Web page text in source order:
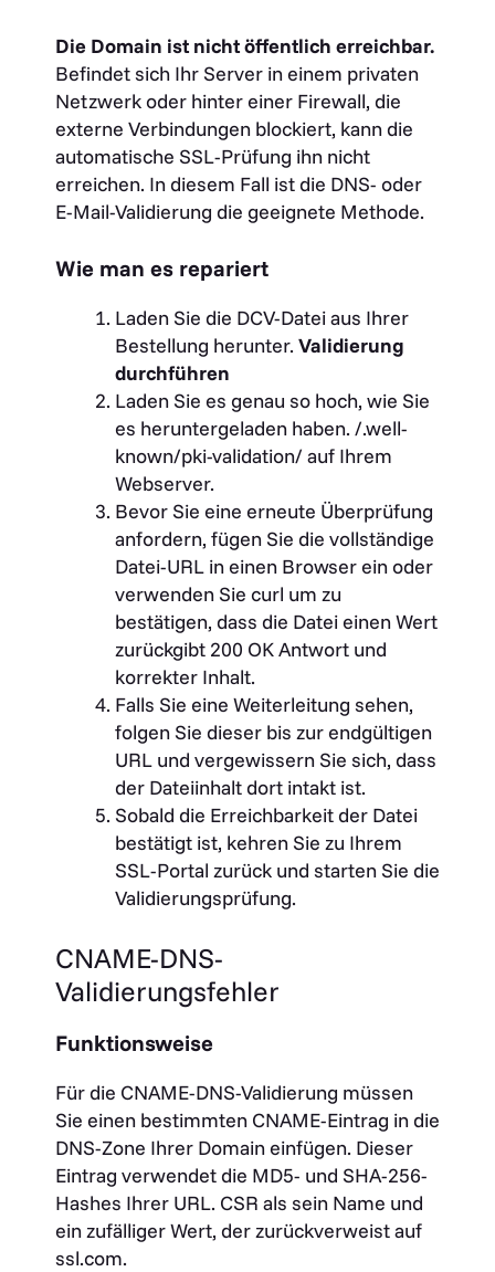
Die Domain ist nicht öffentlich erreichbar.
Befindet sich Ihr Server in einem privaten
Netzwerk oder hinter einer Firewall, die
externe Verbindungen blockiert, kann die
automatische SSL-Prüfung ihn nicht
erreichen. In diesem Fall ist die DNS- oder
E-Mail-Validierung die geeignete Methode.
Wie man es repariert
Laden Sie die DCV-Datei aus Ihrer
Bestellung herunter. Validierung
durchführen
Laden Sie es genau so hoch, wie Sie
es heruntergeladen haben. /.well-
known/pki-validation/ auf Ihrem
Webserver.
Bevor Sie eine erneute Überprüfung
anfordern, fügen Sie die vollständige
Datei-URL in einen Browser ein oder
verwenden Sie curl um zu
bestätigen, dass die Datei einen Wert
zurückgibt 200 OKAntwort und
korrekter Inhalt.
Falls Sie eine Weiterleitung sehen,
folgen Sie dieser bis zur endgültigen
URL und vergewissern Sie sich, dass
der Dateiinhalt dort intakt ist.
Sobald die Erreichbarkeit der Datei
bestätigt ist, kehren Sie zu Ihrem
SSL-Portal zurück und starten Sie die
Validierungsprüfung.
CNAME-DNS-
Validierungsfehler
Funktionsweise
Für die CNAME-DNS-Validierung müssen
Sie einen bestimmten CNAME-Eintrag in die
DNS-Zone Ihrer Domain einfügen. Dieser
Eintrag verwendet die MD5- und SHA-256-
Hashes Ihrer URL. CSR als sein Name und
ein zufälliger Wert, der zurückverweist auf
ssl.com.